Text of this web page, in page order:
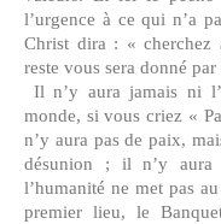
l’urgence à ce qui n’a
Christ dira : « cherchez
reste vous sera donné
Il n’y aura jamais ni
monde, si vous criez «
n’y aura pas de paix,
désunion ; il n’y
l’humanité ne met pas
premier lieu, le